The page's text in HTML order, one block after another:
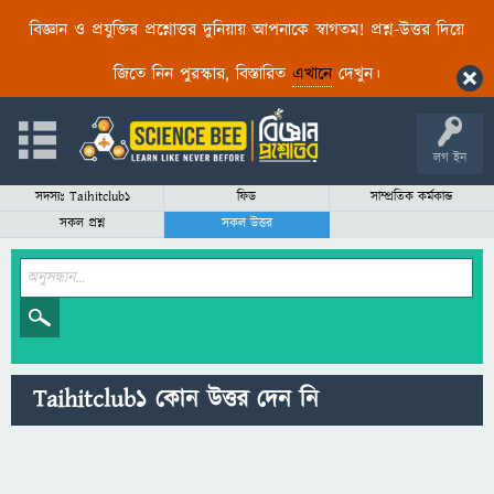
বিজ্ঞান ও প্রযুক্তির প্রশ্নোত্তর দুনিয়ায় আপনাকে স্বাগতম! প্রশ্ন-উত্তর দিয়ে
জিতে নিন পুরস্কার, বিস্তারিত এখানেদেখুন।
লগ ইন
সদস্যঃ Taihitclub1 ফিড
সাম্প্রতিক কর্মকান্ড
সকল প্রশ্ন
সকল উত্তর
Taihitclub1 কোন উত্তর দেন নি